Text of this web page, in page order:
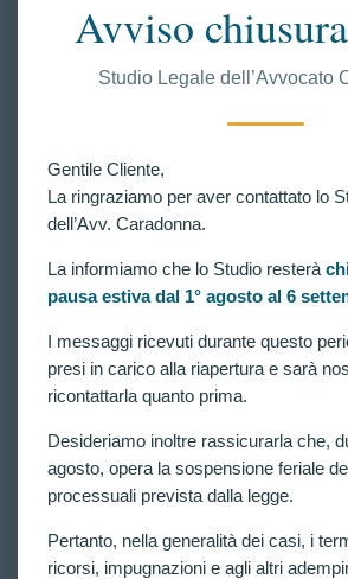
Avviso
Studio Legale dell’Avvocato
Gentile Cliente,
La ringraziamo per aver contattato lo
dell’Avv. Caradonna.
La informiamo che lo Studio resterà
pausa estiva dal 1° agosto al 6
I messaggi ricevuti durante questo
presi in carico alla riapertura e sarà
ricontattarla quanto prima.
Desideriamo inoltre rassicurarla che,
agosto, opera la sospensione feriale
processuali prevista dalla legge.
Pertanto, nella generalità dei casi, i
ricorsi, impugnazioni e agli altri
Guida sotto l’effetto di alcool ed
concorso 3852 allievi carabinieri per
requisito della condotta incensurabile.
Lazio!
Concorso per 3852 allievi carabinieri:
candidato escluso per assenza del
condotta incensurabile, richiesto dall’art.
lett. i), del d.lgs. n. 66 del 2010, a causa di
CLAUDIA CARADONNA MARZO 19,